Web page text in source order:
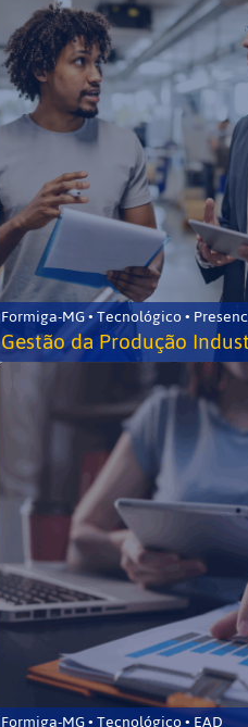
Formiga-MG • Tecnológico •
Gestão da Produção